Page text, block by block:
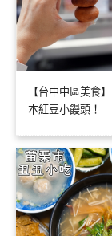
【台中中區美食
本紅豆小饅頭！